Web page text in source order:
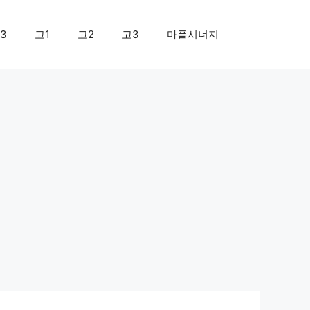
고1 고2 고3 마플시너지